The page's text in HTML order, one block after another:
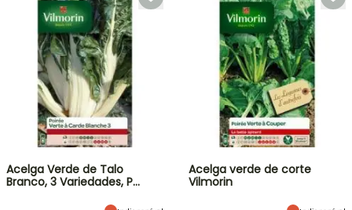
Acelga Verde de Talo
Branco, 3 Variedades, P…
Acelga verde de corte
Vilmorin